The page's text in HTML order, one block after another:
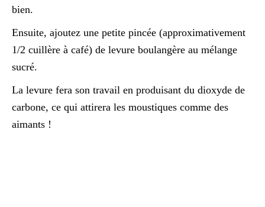
bien.
Ensuite, ajoutez une petite pincée (approximativement
1/2 cuillère à café) de levure boulangère au mélange
sucré.
La levure fera son travail en produisant du dioxyde de
carbone, ce qui attirera les moustiques comme des
aimants !